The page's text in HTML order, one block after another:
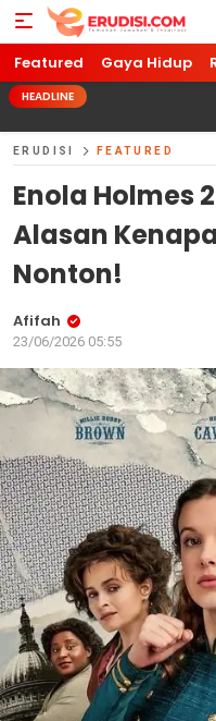
Featured Gaya Hidup
HEADLINE
ERUDISI FEATURED
Enola Holmes
Alasan
Nonton!
Afifah
23/06/2026 05:55